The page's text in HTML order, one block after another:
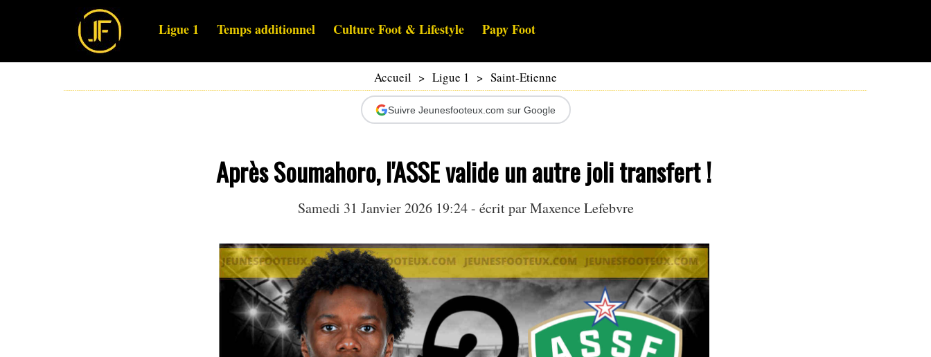
Ligue 1 Temps additionnel Culture Foot & Lifestyle Papy Foot
Accueil > Ligue 1 > Saint-Etienne
Suivre Jeunesfooteux.com sur Google
Après Soumahoro, l'ASSE valide un autre joli transfert !
Samedi 31 Janvier 2026 19:24 - écrit par Maxence Lefebvre